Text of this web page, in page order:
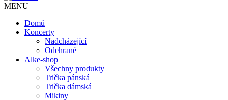
MENU
Domů
Koncerty
Nadcházející
Odehrané
Alke-shop
Všechny produkty
Trička pánská
Trička dámská
Mikiny